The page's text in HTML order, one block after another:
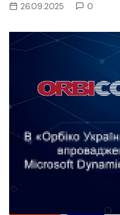
26.09.2025 0